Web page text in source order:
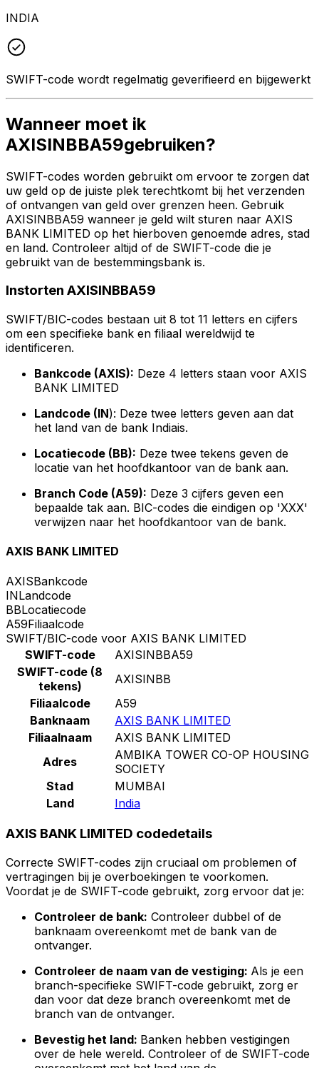
INDIA
SWIFT-code wordt regelmatig geverifieerd en bijgewerkt
Wanneer moet ik
AXISINBBA59gebruiken?
SWIFT-codes worden gebruikt om ervoor te zorgen dat
uw geld op de juiste plek terechtkomt bij het verzenden
of ontvangen van geld over grenzen heen. Gebruik
AXISINBBA59 wanneer je geld wilt sturen naar AXIS
BANK LIMITED op het hierboven genoemde adres, stad
en land. Controleer altijd of de SWIFT-code die je
gebruikt van de bestemmingsbank is.
Instorten AXISINBBA59
SWIFT/BIC-codes bestaan uit 8 tot 11 letters en cijfers
om een specifieke bank en filiaal wereldwijd te
identificeren.
Bankcode (AXIS): Deze 4 letters staan voor AXIS
BANK LIMITED
Landcode (IN): Deze twee letters geven aan dat
het land van de bank Indiais.
Locatiecode (BB): Deze twee tekens geven de
locatie van het hoofdkantoor van de bank aan.
Branch Code (A59): Deze 3 cijfers geven een
bepaalde tak aan. BIC-codes die eindigen op 'XXX'
verwijzen naar het hoofdkantoor van de bank.
AXIS BANK LIMITED
AXISBankcode
INLandcode
BBLocatiecode
A59Filiaalcode
SWIFT/BIC-code voor AXIS BANK LIMITED
SWIFT-code
AXISINBBA59
SWIFT-code (8
tekens)
AXISINBB
Filiaalcode
A59
Banknaam
AXIS BANK LIMITED
Filiaalnaam
AXIS BANK LIMITED
Adres
AMBIKA TOWER CO-OP HOUSING
SOCIETY
Stad
MUMBAI
Land
India
AXIS BANK LIMITED codedetails
Correcte SWIFT-codes zijn cruciaal om problemen of
vertragingen bij je overboekingen te voorkomen.
Voordat je de SWIFT-code gebruikt, zorg ervoor dat je:
Controleer de bank: Controleer dubbel of de
banknaam overeenkomt met de bank van de
ontvanger.
Controleer de naam van de vestiging: Als je een
branch-specifieke SWIFT-code gebruikt, zorg er
dan voor dat deze branch overeenkomt met de
branch van de ontvanger.
Bevestig het land: Banken hebben vestigingen
over de hele wereld. Controleer of de SWIFT-code